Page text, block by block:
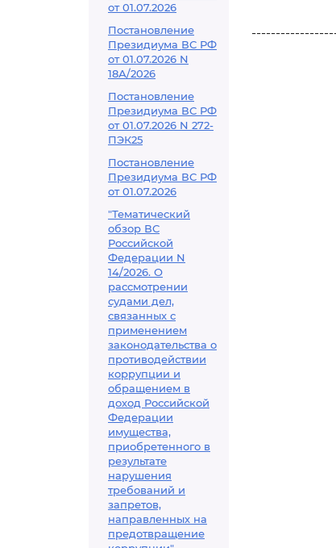
от 01.07.2026
Постановление
Президиума ВС РФ
от 01.07.2026 N
18А/2026
Постановление
Президиума ВС РФ
от 01.07.2026 N 272-
ПЭК25
Постановление
Президиума ВС РФ
от 01.07.2026
"Тематический
обзор ВС
Российской
Федерации N
14/2026. О
рассмотрении
судами дел,
связанных с
применением
законодательства о
противодействии
коррупции и
обращением в
доход Российской
Федерации
имущества,
приобретенного в
результате
нарушения
требований и
запретов,
направленных на
предотвращение